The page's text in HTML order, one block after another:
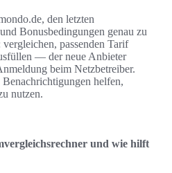
den letzten
Bonusbedingungen genau zu
passenden Tarif
— der neue Anbieter
beim Netzbetreiber.
helfen,
nutzen.
und wie hilft